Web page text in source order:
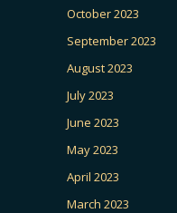
October 2023
September 2023
August 2023
July 2023
June 2023
May 2023
April 2023
March 2023